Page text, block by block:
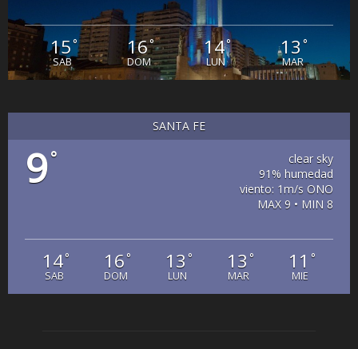
15°
SAB
16°
DOM
14°
LUN
13 °
MAR
SANTA FE
9°
clear sky
91% humedad
viento: 1m/s ONO
MAX 9 • MIN 8
14°
SAB
16°
DOM
13 °
LUN
13 °
MAR
11 °
MIE